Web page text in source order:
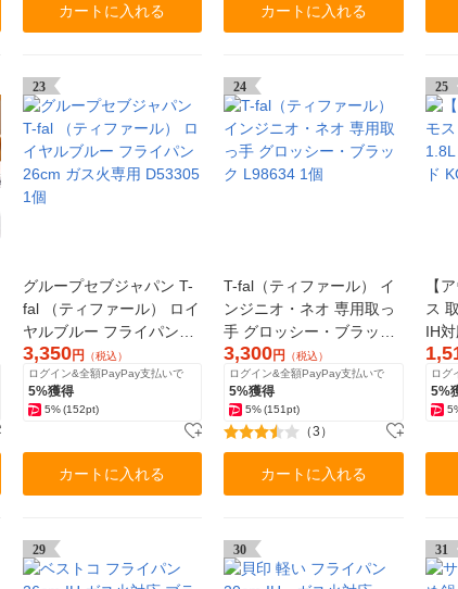
カートに入れる カートに入れる
23
グループセブジャパン T-
fal （ティファール） ロイ
ヤルブルー フライパン
26cm ガス火専用 D53305
1個
3,350円 （税込）
ログイン&全額PayPay支払いで
5%獲得
5% (152pt)
カートに入れる
24
T-fal（ティファール） イ
ンジニオ・ネオ 専用取っ
手 グロッシー・ブラック
L98634 1個
3,300円
（税込）
ログイン&全額PayPay支払いで
5%獲得
5% (151pt)
（3）
カートに入れる
25
【
ス
IH
ログ
5%
29 30 31